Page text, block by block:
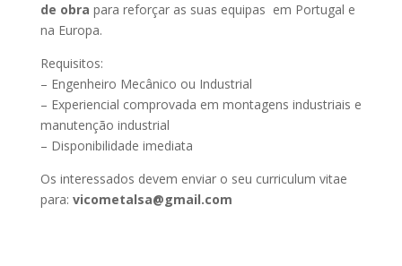
de obra para reforçar as suas equipas em Portugal e
na Europa.
Requisitos:
– Engenheiro Mecânico ou Industrial
– Experiencial comprovada em montagens industriais e
manutenção industrial
– Disponibilidade imediata
Os interessados devem enviar o seu curriculum vitae
para: vicometalsa@gmail.com